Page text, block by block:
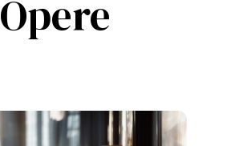
Opere